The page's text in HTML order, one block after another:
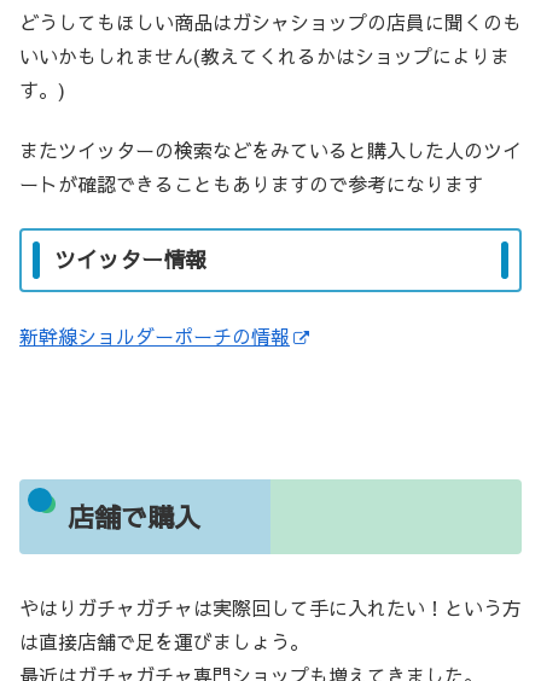
どうしてもほしい商品はガシャショップの店員に聞くのも
いいかもしれません(教えてくれるかはショップによりま
す。)
またツイッターの検索などをみていると購入した人のツイ
ートが確認できることもありますので参考になります
ツイッター情報
新幹線ショルダーポーチの情報
店舗で購入
やはりガチャガチャは実際回して手に入れたい！という方
は直接店舗で足を運びましょう。
最近はガチャガチャ専門ショップも増えてきました。